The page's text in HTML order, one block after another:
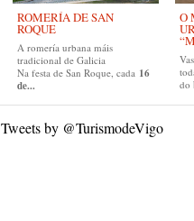
ROMERÍA DE SAN
ROQUE
A romería urbana máis
tradicional de Galicia
Na festa de San Roque, cada 16
de...
O
do
Tweets by @TurismodeVigo